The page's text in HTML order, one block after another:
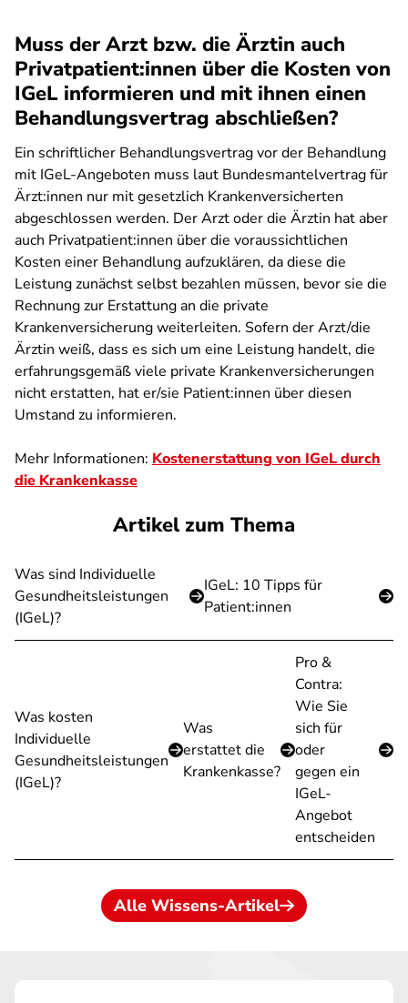
Muss der Arzt bzw. die Ärztin auch
Privatpatient:innen über die Kosten von
IGeL informieren und mit ihnen einen
Behandlungsvertrag abschließen?
Ein schriftlicher Behandlungsvertrag vor der Behandlung
mit IGeL-Angeboten muss laut Bundesmantelvertrag für
Ärzt:innen nur mit gesetzlich Krankenversicherten
abgeschlossen werden. Der Arzt oder die Ärztin hat aber
auch Privatpatient:innen über die voraussichtlichen
Kosten einer Behandlung aufzuklären, da diese die
Leistung zunächst selbst bezahlen müssen, bevor sie die
Rechnung zur Erstattung an die private
Krankenversicherung weiterleiten. Sofern der Arzt/die
Ärztin weiß, dass es sich um eine Leistung handelt, die
erfahrungsgemäß viele private Krankenversicherungen
nicht erstatten, hat er/sie Patient:innen über diesen
Umstand zu informieren.
Mehr Informationen: Kostenerstattung von IGeL durch
die Krankenkasse
Artikel zum Thema
Was sind Individuelle
Gesundheitsleistungen
(IGeL)?
IGeL: 10 Tipps für
Patient:innen
Was kosten
Individuelle
Gesundheitsleistungen
(IGeL)?
Was
erstattet die
Krankenkasse?
Pro &
Contra:
Wie Sie
sich für
oder
gegen ein
IGeL-
Angebot
entscheiden
Alle Wissens-Artikel